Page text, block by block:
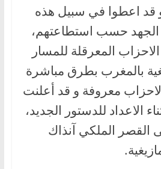
و قد اعطوا في سبيل هذه
الجهد حسب استطاعتهم،
المعرقلة للمسار
بالمغرب بطرق مباشرة
معروفة و قد أعلنت
الاعداد للدستور الجديد،
الملكي آنذاك